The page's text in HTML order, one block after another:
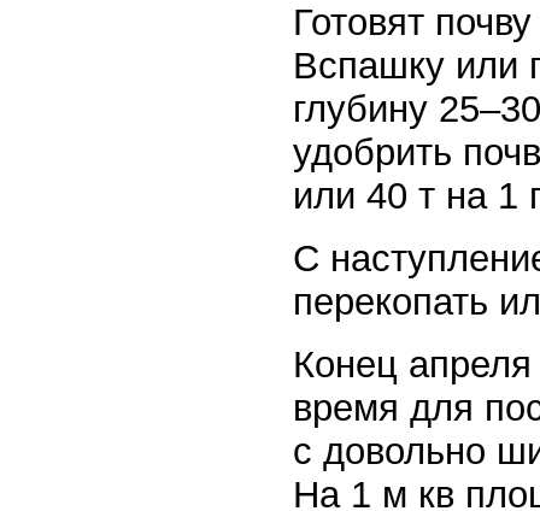
Готовят
Вспашку или
глубину
удобрить
или 40 т на 1
С
перекопать
Конец
время для
с довольно
На 1 м кв